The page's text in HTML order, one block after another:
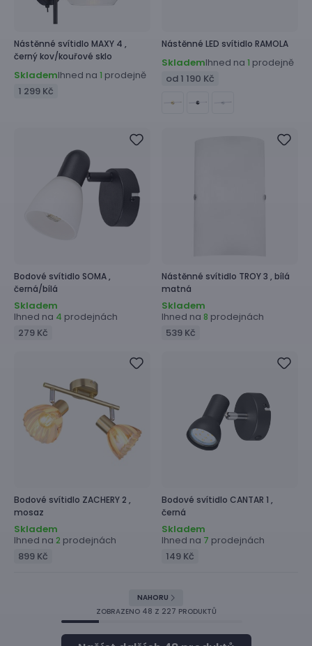
Nástěnné svítidlo MAXY 4 ,
černý kov/kouřové sklo
SklademIhned na 1 prodejně
1 299 Kč
Nástěnné LED svítidlo RAMOLA
SklademIhned na 1 prodejně
od 1 190 Kč
Bodové svítidlo SOMA ,
černá/bílá
Skladem
Ihned na 4 prodejnách
279 Kč
Nástěnné svítidlo TROY 3 , bílá
matná
Skladem
Ihned na 8 prodejnách
539 Kč
Bodové svítidlo ZACHERY 2 ,
mosaz
Skladem
Ihned na 2 prodejnách
899 Kč
Bodové svítidlo CANTAR 1 ,
černá
Skladem
Ihned na 7 prodejnách
149 Kč
NAHORU
ZOBRAZENO 48 Z 227 PRODUKTŮ